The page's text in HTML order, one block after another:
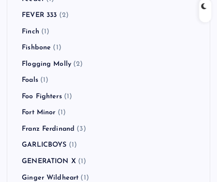
FEVER 333 (2)
Finch (1)
Fishbone (1)
Flogging Molly (2)
Foals(1)
Foo Fighters(1)
Fort Minor (1)
Franz Ferdinand (3)
GARLICBOYS (1)
GENERATION X (1)
Ginger Wildheart (1)